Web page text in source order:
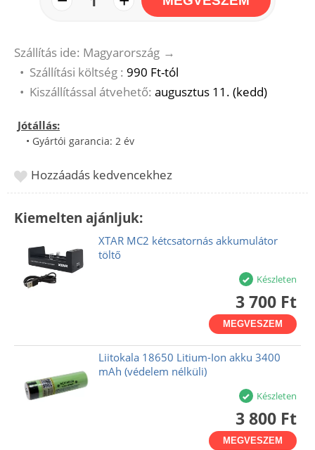
Szállítás ide: Magyarország →
• Szállítási költség : 990 Ft-tól
• Kiszállítással átvehető: augusztus 11. (kedd)
Jótállás:
• Gyártói garancia: 2 év
Hozzáadás kedvencekhez
Kiemelten ajánljuk:
XTAR MC2 kétcsatornás akkumulátor
töltő
Készleten
3 700 Ft
MEGVESZEM
Liitokala 18650 Litium-Ion akku 3400
mAh (védelem nélküli)
Készleten
3 800 Ft
MEGVESZEM